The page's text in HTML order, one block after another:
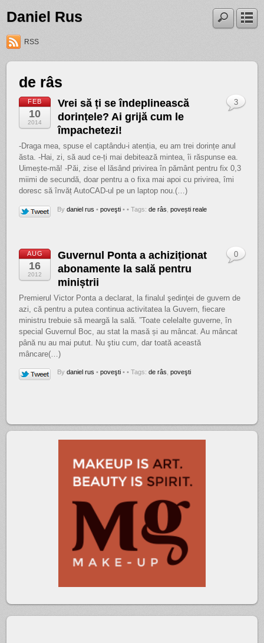
Daniel Rus
RSS
de râs
FEB
10
2014
Vrei să ți se îndeplinească
dorințele? Ai grijă cum le
împachetezi!
-Draga mea, spuse el captându-i atenția, eu am trei dorințe anul
ăsta. -Hai, zi, să aud ce-ți mai debitează mintea, îi răspunse ea.
Uimește-mă! -Păi, zise el lăsând privirea în pământ pentru fix 0,3
miimi de secundă, doar pentru a o fixa mai apoi cu privirea, îmi
doresc să învăț AutoCAD-ul pe un laptop nou.(…)
Bydaniel rus • poveşti •
3
• Tags:de râs ,povești reale
AUG
16
2012
Guvernul Ponta a achiziționat
abonamente la sală pentru
miniștrii
Premierul Victor Ponta a declarat, la finalul şedinţei de guvern de
azi, că pentru a putea continua activitatea la Guvern, fiecare
ministru trebuie să meargă la sală. ”Toate celelalte guverne, în
special Guvernul Boc, au stat la masă și au mâncat. Au mâncat
până nu au mai putut. Nu ştiu cum, dar toată această
mâncare(…)
Bydaniel rus • poveşti •
0
• Tags:de râs ,poveşti